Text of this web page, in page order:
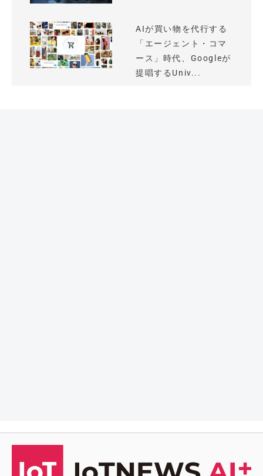
AIが買い物を代行する
「エージェント・コマ
ース」時代、Googleが
提唱するUniv...